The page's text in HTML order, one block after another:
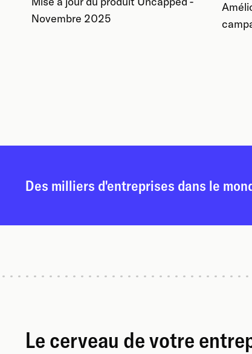
Novembre 2025
Des milliers d'entreprises dans le
Le cerveau de votre